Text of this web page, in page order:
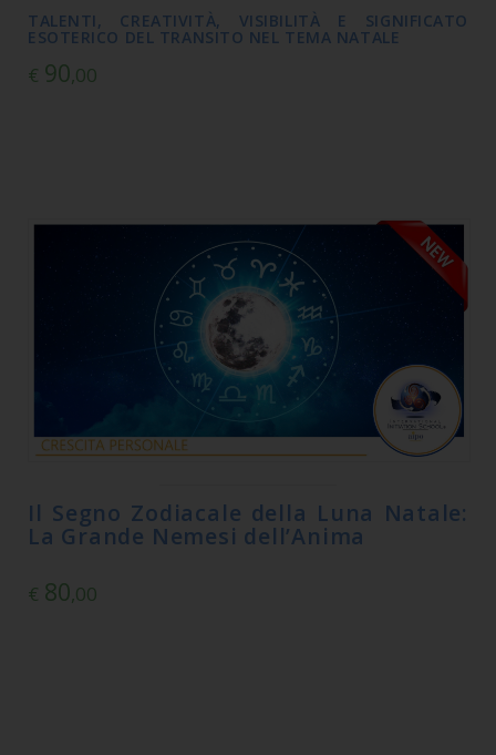
TALENTI, CREATIVITÀ, VISIBILITÀ E SIGNIFICATO
ESOTERICO DEL TRANSITO NEL TEMA NATALE
€ 90,00
Il Segno Zodiacale della Luna Natale:
La Grande Nemesi dell’Anima
€ 80,00